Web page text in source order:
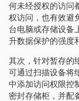
何未经授权的访问
权访问，也有效避
台电脑或存储设备
升数据保护的强度
其次，针对暂存的
可通过扫描设备将
中添加访问权限控
密封存储柜，并配